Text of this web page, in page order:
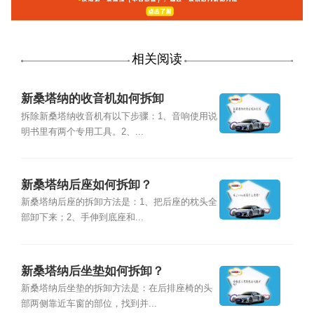
相关阅读
新桑塔纳的收音机如何拆卸
拆除新桑塔纳收音机有以下步骤：1、音响使用说
明书里有两个专用工具。2、...
新桑塔纳后座如何拆卸？
新桑塔纳后座的拆卸方法是：1、把后座的枕头全
部卸下来；2、手伸到底座和...
新桑塔纳后坐垫如何拆卸？
新桑塔纳后坐垫的拆卸方法是：在后排座椅的头
部两侧靠近车窗的部位，找到并...